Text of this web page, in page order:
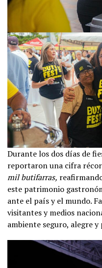
Durante los dos días de
reportaron una cifra
mil butifarras,
este patrimonio
ante el país y el mundo.
visitantes y medios
ambiente seguro, alegre